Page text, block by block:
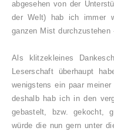
abgesehen von der
der Welt) hab ich immer
ganzen Mist durchzustehen
Als klitzekleines
Leserschaft überhaupt
wenigstens ein paar
deshalb hab ich in den
gebastelt, bzw. gekocht,
würde die nun gern unter